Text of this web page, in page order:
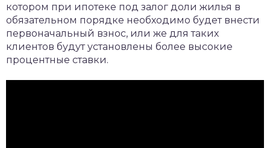
котором при ипотеке под залог доли жилья в
обязательном порядке необходимо будет внести
первоначальный взнос, или же для таких
клиентов будут установлены более высокие
процентные ставки.